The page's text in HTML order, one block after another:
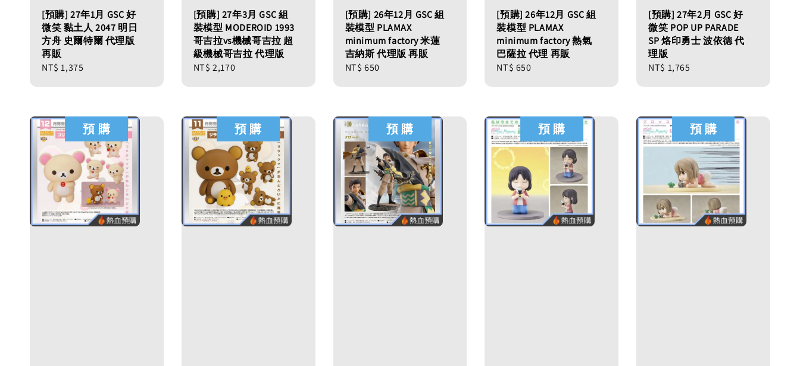
[預購] 27年1月 GSC 好
微笑 黏土人 2047 明日
方舟 史爾特爾 代理版
再販
Regular
NT$ 1,375
[預購] 27年3月 GSC 組
裝模型 MODEROID 1993
哥吉拉vs機械哥吉拉 超
級機械哥吉拉 代理版
Regular
NT$ 2,170
[預購] 26年12月 GSC 組
裝模型 PLAMAX
minimum factory 米蓮
吉納斯 代理版 再販
Regular
NT$ 650
[預購] 26年12月 GSC 組
裝模型 PLAMAX
minimum factory 熱氣
巴薩拉 代理 再販
Regular
NT$ 650
[預購] 27年2月 GSC 好
微笑 POP UP PARADE
SP 烙印勇士 波依德 代
理版
Regular
NT$ 1,765
預 購 預 購 預 購 預 購 預 購